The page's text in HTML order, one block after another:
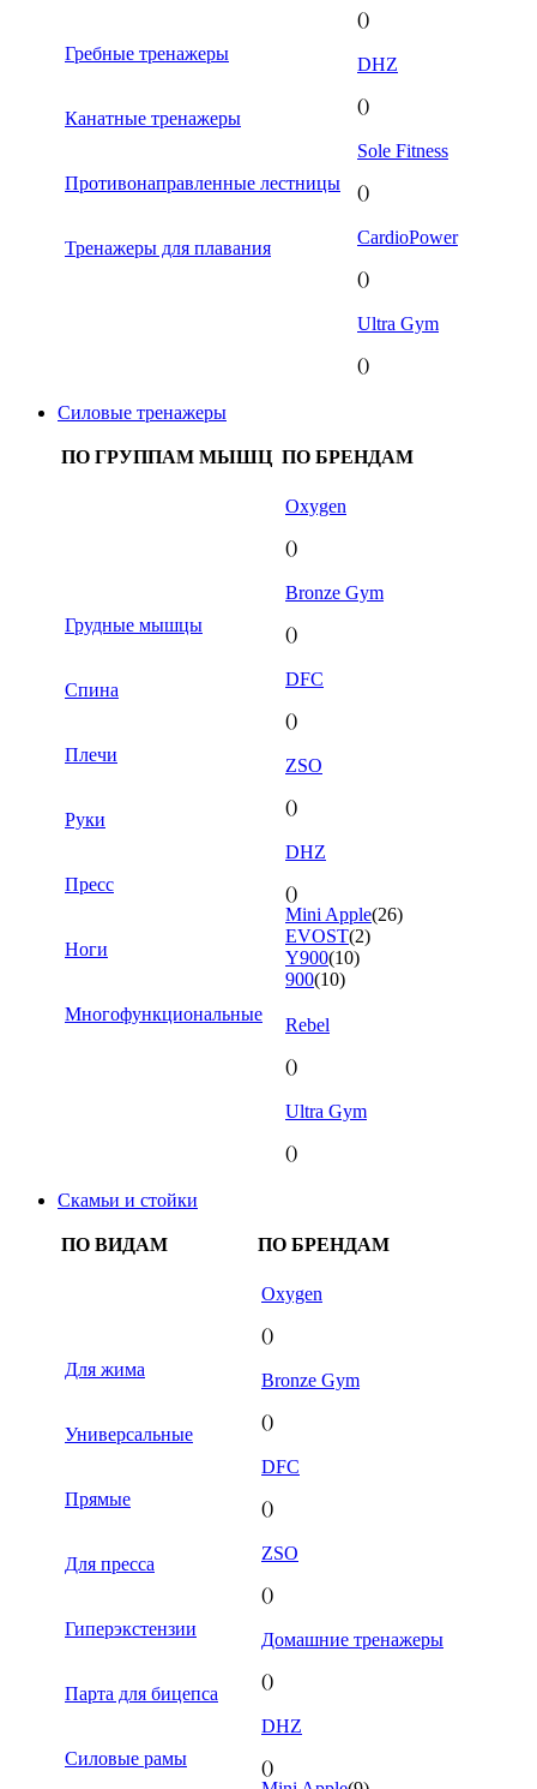
Гребные тренажеры
Канатные тренажеры
Противонаправленные лестницы
Тренажеры для плавания
()
DHZ
()
Sole Fitness
()
CardioPower
()
Ultra Gym
()
Силовые тренажеры
ПО ГРУППАМ МЫШЦ ПО БРЕНДАМ
Грудные мышцы
Спина
Плечи
Руки
Пресс
Ноги
Многофункциональные
Oxygen
()
Bronze Gym
()
DFC
()
ZSO
()
DHZ
()
Mini Apple(26)
EVOST(2)
Y900(10)
900(10)
Rebel
()
Ultra Gym
()
Скамьи и стойки
ПО ВИДАМ ПО БРЕНДАМ
Для жима
Универсальные
Прямые
Для пресса
Гиперэкстензии
Парта для бицепса
Силовые рамы
Oxygen
()
Bronze Gym
()
DFC
()
ZSO
()
Домашние тренажеры
()
DHZ
()